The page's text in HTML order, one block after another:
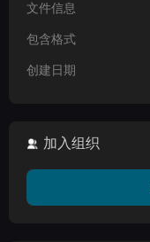
文件信息
包含格式
创建日期
加入组织